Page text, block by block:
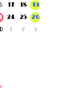
17 18
19
24 25
26
1 2 3